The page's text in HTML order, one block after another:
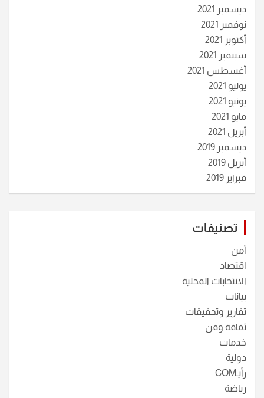
ديسمبر 2021
نوفمبر 2021
أكتوبر 2021
سبتمبر 2021
أغسطس 2021
يوليو 2021
يونيو 2021
مايو 2021
أبريل 2021
ديسمبر 2019
أبريل 2019
فبراير 2019
تصنيفات
أمن
اقتصاد
الانتخابات المحلية
بيانات
تقارير وتحقيقات
ثقافة وفن
خدمات
دولية
رأيـCOM
رياضة